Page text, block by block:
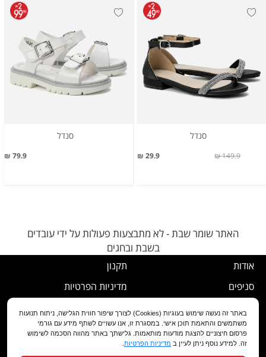
סנדל
29.9 ₪ 149.9 ₪
סנדל
79.9 ₪
האתר שומר שבת - לא מתבצעות פעולות על ידי עובדים
בשבת ובחגים
אודות
סניפים
שירות לקוחות
מועדון לקוחות
תקנון
מדיניות הפרטיות
נוהל ביטול עסקה
מדיניות החלפה/החזרה/ביטול
הצהרת נגישות
באתר זה נעשה שימוש בעוגיות (Cookies) לצורך שיפור חווית הגלישה, ניתוח תנועות
משתמשים והתאמת תוכן אישי. במסגרת זו, אנו עשויים לשתף מידע עם גורמי
פרסום חיצוניים להצגת מודעות מותאמות. גלישתך באתר מהווה הסכמה לשימוש
זה. למידע נוסף ניתן לעיין ב מדיניות הפרטיות